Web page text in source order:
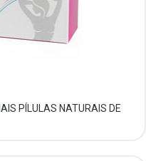
PÍLULAS NATURAIS DE